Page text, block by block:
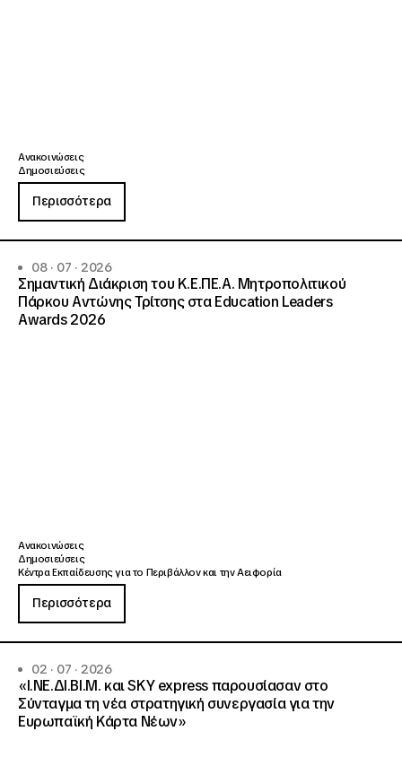
Ανακοινώσεις
Δημοσιεύσεις
Περισσότερα
08 · 07 · 2026
Σημαντική Διάκριση του Κ.Ε.ΠΕ.Α. Μητροπολιτικού
Πάρκου Αντώνης Τρίτσης στα Education Leaders
Awards 2026
Ανακοινώσεις
Δημοσιεύσεις
Κέντρα Εκπαίδευσης για το Περιβάλλον και την Αειφορία
Περισσότερα
02 · 07 · 2026
«Ι.ΝΕ.ΔΙ.ΒΙ.Μ. και SKY express παρουσίασαν στο
Σύνταγμα τη νέα στρατηγική συνεργασία για την
Ευρωπαϊκή Κάρτα Νέων»